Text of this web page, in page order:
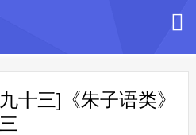
十三]《朱子语类》